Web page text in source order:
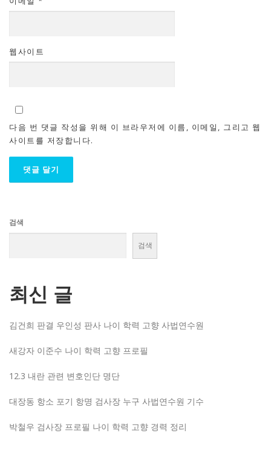
웹사이트
다음 번 댓글 작성을 위해 이 브라우저에 이름, 이메일, 그리고 웹
사이트를 저장합니다.
검색
검색
최신 글
김건희 판결 우인성 판사 나이 학력 고향 사법연수원
새강자 이준수 나이 학력 고향 프로필
12.3 내란 관련 변호인단 명단
대장동 항소 포기 항명 검사장 누구 사법연수원 기수
박철우 검사장 프로필 나이 학력 고향 경력 정리